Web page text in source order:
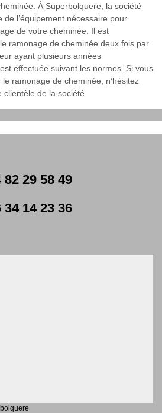
À Superbolquere, la société
de l’équipement nécessaire pour
de votre cheminée. Il est
ramonage de cheminée deux fois par
ayant plusieurs années
effectuée suivant les normes. Si vous
ramonage de cheminée, n’hésitez
de la société.
82 29 58 49
34 14 23 36